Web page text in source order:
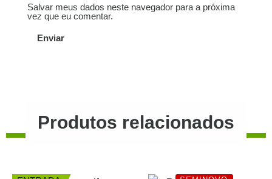
Salvar meus dados neste navegador para a próxima
vez que eu comentar.
Produtos relacionados